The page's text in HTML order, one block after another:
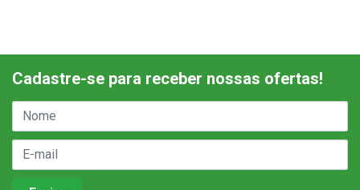
Cadastre-se para receber nossas ofertas!